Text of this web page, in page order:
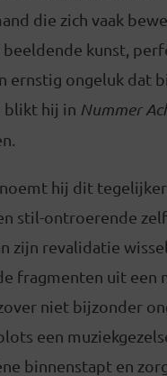
die zich vaak
beeldende kunst,
ernstig ongeluk dat
blikt hij in Nummer
hij dit
stil-ontroerende
zijn revalidatie
fragmenten uit een
niet bijzonder
een
binnenstapt en